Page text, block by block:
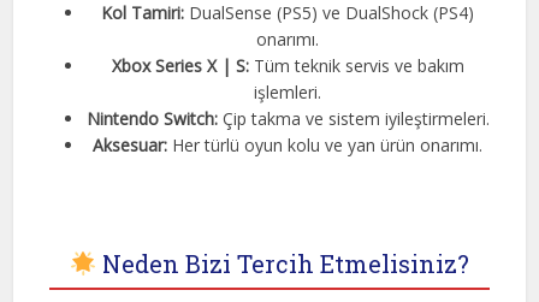
Kol Tamiri: DualSense (PS5) ve DualShock (PS4)
onarımı.
Xbox Series X | S:Tüm teknik servis ve bakım
işlemleri.
Nintendo Switch:Çip takma ve sistem iyileştirmeleri.
Aksesuar: Her türlü oyun kolu ve yan ürün onarımı.
Neden Bizi Tercih Etmelisiniz?